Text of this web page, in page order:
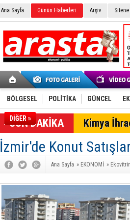
Ana Sayfa Günün Haberleri Arşiv
BÖLGESEL POLİTİKA GÜNCEL
DİĞER »
SON DAKİKA Kimya
İzmir'de Konut
Ana Sayfa » EKONOMİ » Ekovitrin